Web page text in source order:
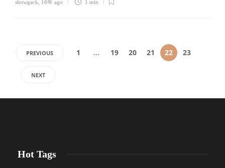
showgack 16年 ago 1 min
PREVIOUS 1 … 19 20 21 22 23
NEXT
Hot Tags